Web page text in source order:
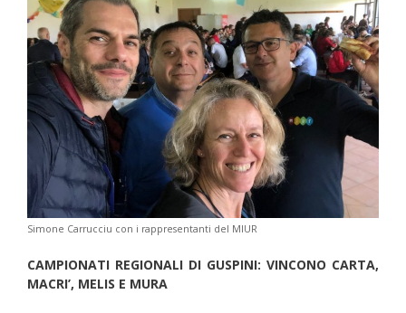
Simone Carrucciu con i rappresentanti del MIUR
CAMPIONATI REGIONALI DI GUSPINI: VINCONO CARTA,
MACRI’, MELIS E MURA